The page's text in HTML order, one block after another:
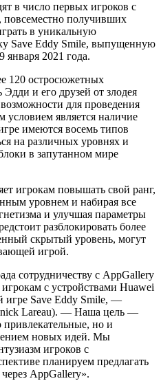
в число первых игроков с
повсеместно получивших
в уникальную
Save Eddy Smile, выпущенную
января 2021 года.
120 остросюжетных
и его друзей от злодея
для проведения
условием является наличие
имеются восемь типов
на различных уровнях и
в запутанном мире
игрокам повышать свой ранг,
уровнем и набирая все
и улучшая параметры
разблокировать более
скрытый уровень, могут
игрой.
сотрудничеству с AppGallery
с устройствами Huawei
игре Save Eddy Smile, —
Lareau). — Наша цель —
привлекательные, но и
новых идей. Мы
игроков с
планируем предлагать
AppGallery».